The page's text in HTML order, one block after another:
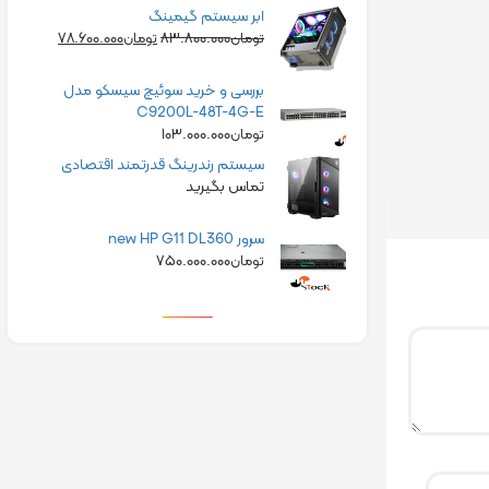
ابر سیستم گیمینگ
تومان۸۳.۸۰۰.۰۰۰تومان۷۸.۶۰۰.۰۰۰
بررسی و خرید سوئیچ سیسکو مدل
C9200L-48T-4G-E
تومان۱۰۳.۰۰۰.۰۰۰
سیستم رندرینگ قدرتمند اقتصادی
تماس بگیرید
سرور new HP G11 DL360
تومان۷۵۰.۰۰۰.۰۰۰